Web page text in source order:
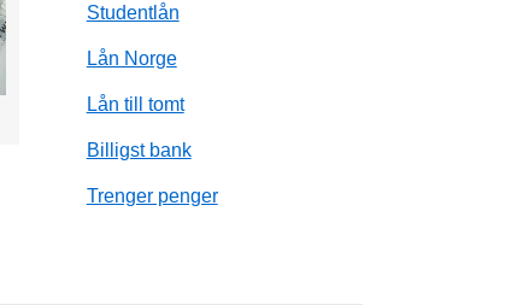
Studentlån
Lån Norge
Lån till tomt
Billigst bank
Trenger penger